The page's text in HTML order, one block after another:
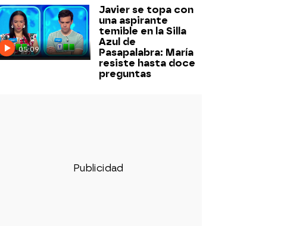
05:09
Javier se topa con
una aspirante
temible en la Silla
Azul de
Pasapalabra: María
resiste hasta doce
preguntas